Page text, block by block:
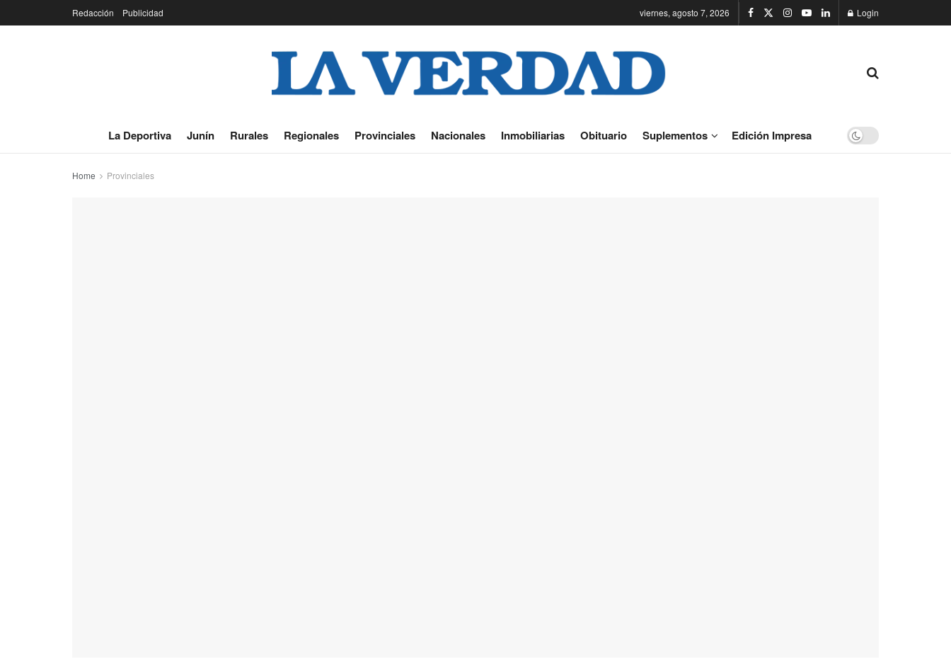
Redacción Publicidad viernes, agosto 7, 2026 Login
La Deportiva Junín Rurales Regionales Provinciales Nacionales Inmobiliarias Obituario Suplementos Edición Impresa
Home Provinciales